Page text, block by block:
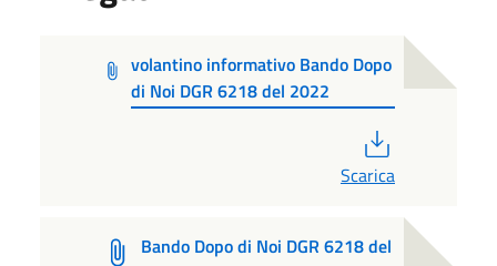
volantino informativo Bando Dopo
di Noi DGR 6218 del 2022
Scarica
Bando Dopo di Noi DGR 6218 del